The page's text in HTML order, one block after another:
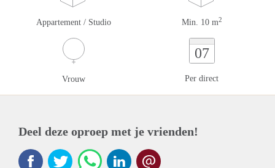
Appartement / Studio Min. 10 m2
Vrouw
07
Per direct
Deel deze oproep met je vrienden!